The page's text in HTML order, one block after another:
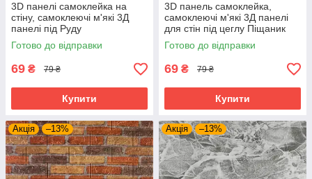
3D панелі самоклейка на
стіну, самоклеючі м'які 3Д
панелі під Руду
Катеринославську цеглу, 3
мм
Готово до відправки
69 ₴ 79 ₴
Купити
3D панель самоклейка,
самоклеючі м'які 3Д панелі
для стін під цеглу Піщаник
700х770х3 мм
Готово до відправки
69 ₴ 79 ₴
Купити
Акція –13% Акція –13%